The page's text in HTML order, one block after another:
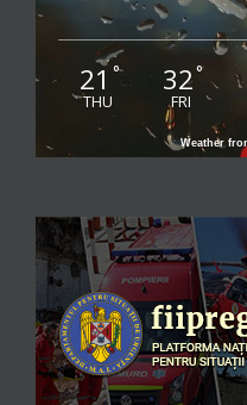
21 °
THU
32°
FRI
Weather